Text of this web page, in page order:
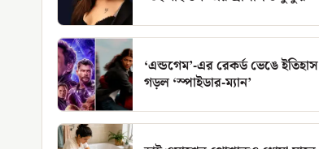
‘এন্ডগেম’-এর রেকর্ড ভেঙে ইতিহাস
গড়ল ‘স্পাইডার-ম্যান’